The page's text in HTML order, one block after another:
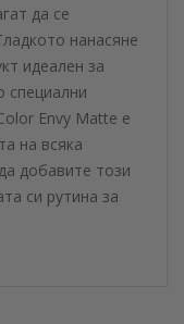
да се
нанасяне
идеален за
специални
Envy Matte е
на всяка
добавите този
си рутина за